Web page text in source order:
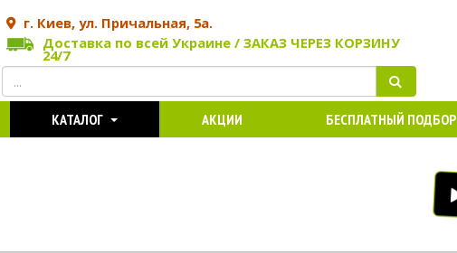
г. Киев, ул. Причальная, 5а.
Доставка по всей Украине / ЗАКАЗ ЧЕРЕЗ КОРЗИНУ
24/7
КАТАЛОГ АКЦИИ БЕСПЛАТНЫЙ ПОДБОР